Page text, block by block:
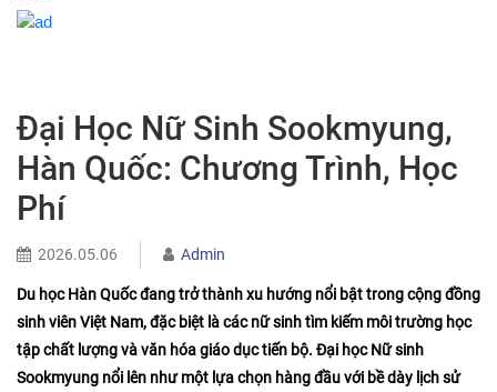
Đại Học Nữ Sinh Sookmyung,
Hàn Quốc: Chương Trình, Học
Phí
2026.05.06 Admin
Du học Hàn Quốc đang trở thành xu hướng nổi bật trong cộng đồng
sinh viên Việt Nam, đặc biệt là các nữ sinh tìm kiếm môi trường học
tập chất lượng và văn hóa giáo dục tiến bộ. Đại học Nữ sinh
Sookmyung nổi lên như một lựa chọn hàng đầu với bề dày lịch sử